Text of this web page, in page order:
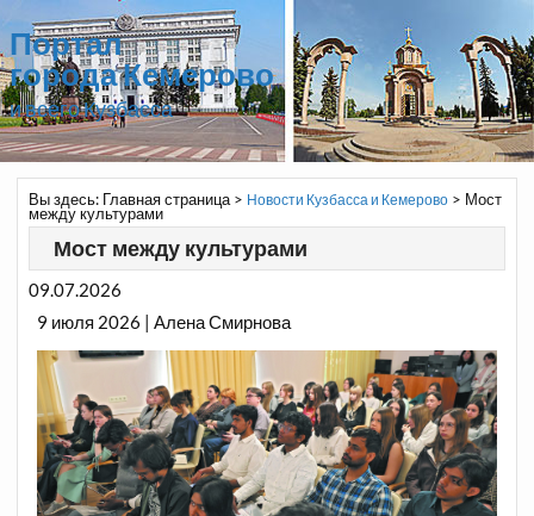
Портал
города Кемерово
и всего Кузбасса
Вы здесь: Главная страница> Новости Кузбасса и Кемерово> Мост
между культурами
Мост между культурами
09.07.2026
9 июля 2026 | Алена Смирнова